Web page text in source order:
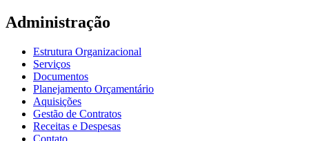
Administração
Estrutura Organizacional
Serviços
Documentos
Planejamento Orçamentário
Aquisições
Gestão de Contratos
Receitas e Despesas